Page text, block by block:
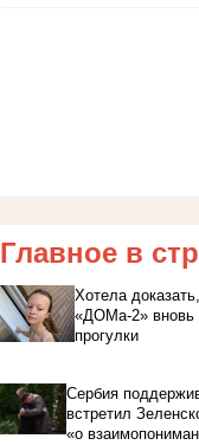
Главное в
Хотела
«ДОМа-2» вновь
прогулки
Сербия
встретил
«о